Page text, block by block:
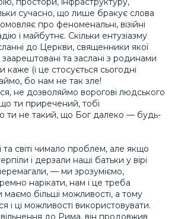
сучасно, що лише бракує слова
про феноменальні, візійні
і майбутнє. Скільки ентузіазму
до Церкви, священники якої
заарештовані та заслані з родинами
каже (і це стосується сьогодні
бо нам не так зле!
не дозволяймо ворогові людського
ти приречений, тобі
ти не такий, що Бог далеко — будь-
та світі чимало проблем, але якщо
і дерзали наші батьки у вірі
— ми зрозуміємо,
нарікати, нам і це треба
більші можливості, а тому
і ці можливості використовувати.
до Рима, він продовжив